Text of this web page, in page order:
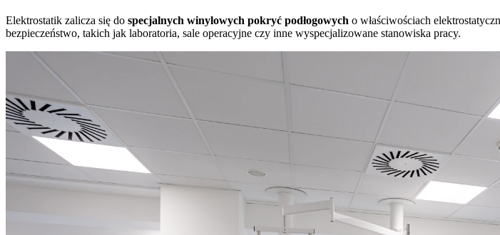
Elektrostatik zalicza się do specjalnych winylowych pokryć podłogowych o właściwościach
bezpieczeństwo, takich jak laboratoria, sale operacyjne czy inne wyspecjalizowane stanowiska pracy.